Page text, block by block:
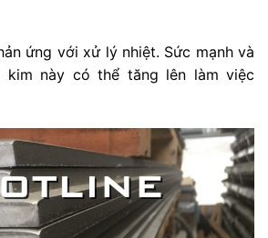
ứng với xử lý nhiệt. Sức mạnh và
kim này có thể tăng lên làm việc